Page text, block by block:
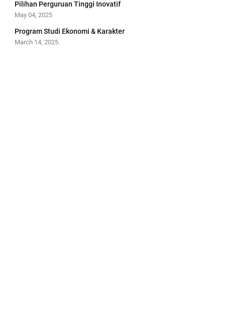
Pilihan Perguruan Tinggi Inovatif
May 04, 2025
Program Studi Ekonomi & Karakter
March 14, 2025